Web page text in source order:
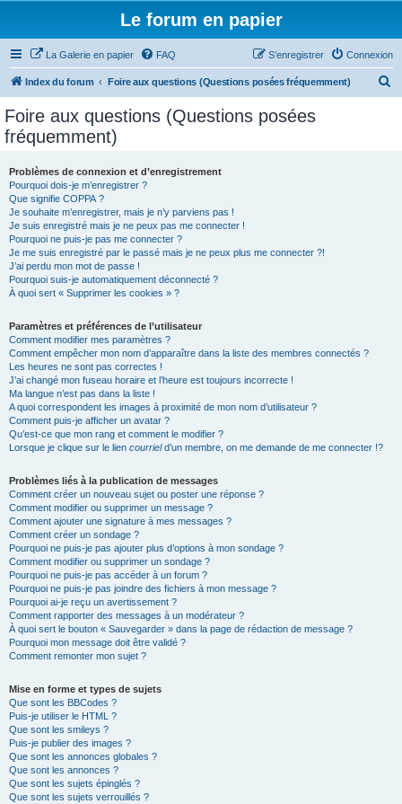
Le forum en papier
La Galerie en papier FAQ Connexion
S’enregistrer
Index du forum Foire aux questions (Questions posées fréquemment)
Foire aux questions (Questions posées
fréquemment)
Problèmes de connexion et d’enregistrement
Pourquoi dois-je m’enregistrer ?
Que signifie COPPA ?
Je souhaite m’enregistrer, mais je n’y parviens pas !
Je suis enregistré mais je ne peux pas me connecter !
Pourquoi ne puis-je pas me connecter ?
Je me suis enregistré par le passé mais je ne peux plus me connecter ?!
J’ai perdu mon mot de passe !
Pourquoi suis-je automatiquement déconnecté ?
À quoi sert « Supprimer les cookies » ?
Paramètres et préférences de l’utilisateur
Comment modifier mes paramètres ?
Comment empêcher mon nom d’apparaître dans la liste des membres connectés ?
Les heures ne sont pas correctes !
J’ai changé mon fuseau horaire et l’heure est toujours incorrecte !
Ma langue n’est pas dans la liste !
A quoi correspondent les images à proximité de mon nom d’utilisateur ?
Comment puis-je afficher un avatar ?
Qu’est-ce que mon rang et comment le modifier ?
Lorsque je clique sur le lien courrield’un membre, on me demande de me connecter !?
Problèmes liés à la publication de messages
Comment créer un nouveau sujet ou poster une réponse ?
Comment modifier ou supprimer un message ?
Comment ajouter une signature à mes messages ?
Comment créer un sondage ?
Pourquoi ne puis-je pas ajouter plus d’options à mon sondage ?
Comment modifier ou supprimer un sondage ?
Pourquoi ne puis-je pas accéder à un forum ?
Pourquoi ne puis-je pas joindre des fichiers à mon message ?
Pourquoi ai-je reçu un avertissement ?
Comment rapporter des messages à un modérateur ?
À quoi sert le bouton « Sauvegarder » dans la page de rédaction de message ?
Pourquoi mon message doit être validé ?
Comment remonter mon sujet ?
Mise en forme et types de sujets
Que sont les BBCodes ?
Puis-je utiliser le HTML ?
Que sont les smileys ?
Puis-je publier des images ?
Que sont les annonces globales ?
Que sont les annonces ?
Que sont les sujets épinglés ?
Que sont les sujets verrouillés ?